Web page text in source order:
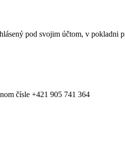
pod svojim účtom, v
čísle +421 905 741 364